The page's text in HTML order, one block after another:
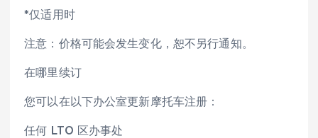
*仅适用时
注意：价格可能会发生变化，恕不另行通知。
在哪里续订
您可以在以下办公室更新摩托车注册：
任何 LTO 区办事处